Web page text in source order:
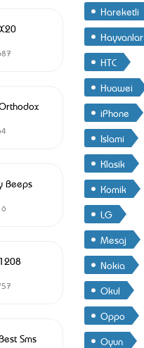
Beeps
Sms
Hareketli
Hayvanlar
HTC
Huawei
iPhone
Islami
Klasik
Komik
LG
Mesaj
Nokia
Okul
Oppo
Oyun